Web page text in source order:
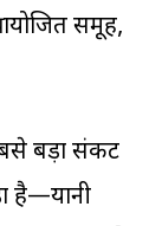
समूह,
बड़ा संकट
है—यानी